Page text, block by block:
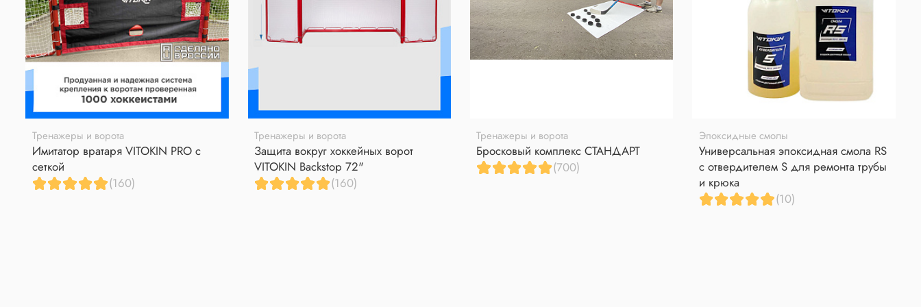
Тренажеры и ворота
Имитатор вратаря VITOKIN PRO с
сеткой
(160)
Тренажеры и ворота
Защита вокруг хоккейных ворот
VITOKIN Backstop 72"
(160)
Тренажеры и ворота
Бросковый комплекс СТАНДАРТ
(700)
Эпоксидные смолы
Универсальная эпоксидная смола RS
с отвердителем S для ремонта трубы
и крюка
(10)